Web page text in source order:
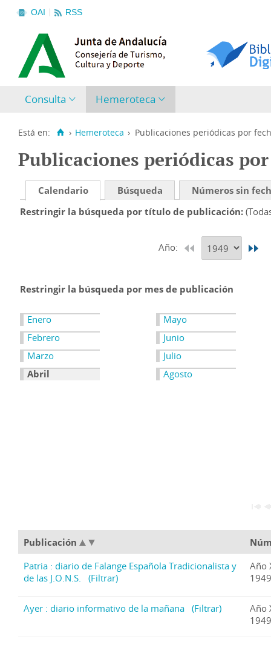
OAI RSS
Consulta Hemeroteca
Está en: › Hemeroteca › Publicaciones periódicas por
Publicaciones periódicas
Calendario Búsqueda
Números sin
Restringir la búsqueda por título de publicación
Año:
Restringir la búsqueda por mes de publicación
Enero
Febrero
Marzo
Abril
Mayo
Junio
Julio
Agosto
Publicación
Patria : diario de Falange Española Tradicionalista y
de las J.O.N.S.
(Filtrar)
Año
Ayer : diario informativo de la mañana (Filtrar)
Año